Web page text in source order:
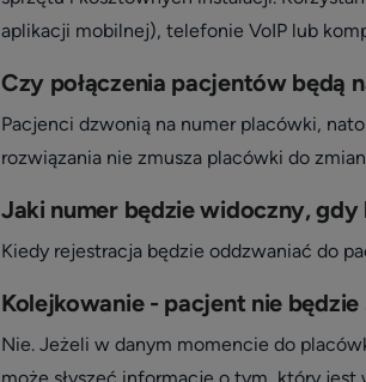
aplikacji mobilnej), telefonie VoIP lub
Czy połączenia pacjentów będą
Pacjenci dzwonią na numer placówki,
rozwiązania nie zmusza placówki do
Jaki numer będzie widoczny,
Kiedy rejestracja będzie oddzwaniać do
Kolejkowanie - pacjent nie będzie
Nie. Jeżeli w danym momencie do